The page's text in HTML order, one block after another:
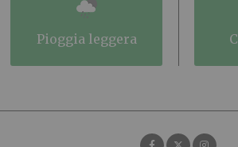
pioggia leggera